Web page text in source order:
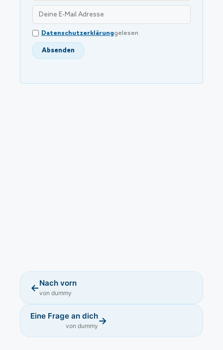
Datenschutzerklärunggelesen
←Nach vorn
von dummy
Eine Frage an dich
von dummy →